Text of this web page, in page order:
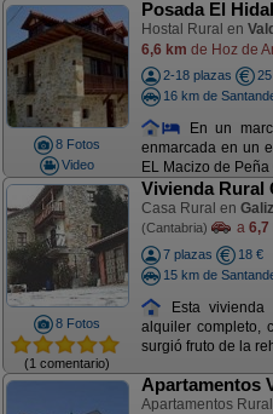
8 Fotos
Video
Posada El
Hostal Rural en
6,6 km de Hoz de
2-18 plazas
16 km de
En un
enmarcada en un
EL Macizo de
8 Fotos
(1 comentario)
Vivienda Rural
Casa Rural en
(Cantabria) a 6,7
7 plazas
18 €
15 km de
Esta
alquiler completo,
surgió fruto de la
Apartamentos
Apartamentos